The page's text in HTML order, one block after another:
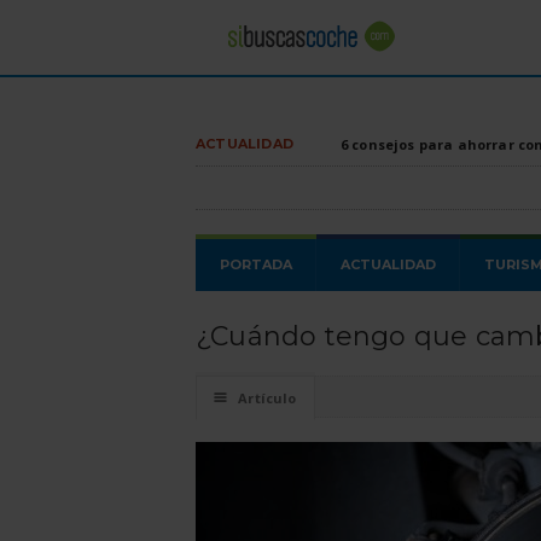
ACTUALIDAD 6 consejos para ahorrar
PORTADA ACTUALIDAD
¿Cuándo tengo que
☰ Artículo